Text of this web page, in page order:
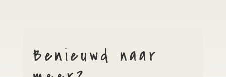
Benieuwd naar